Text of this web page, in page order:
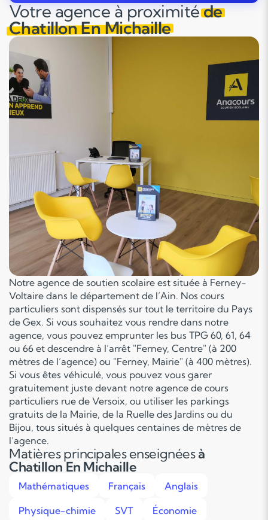
Votre agence à proximitéde
Chatillon En Michaille
Notre agence de soutien scolaire est située à Ferney-
Voltaire dans le département de l’Ain. Nos cours
particuliers sont dispensés sur tout le territoire du Pays
de Gex. Si vous souhaitez vous rendre dans notre
agence, vous pouvez emprunter les bus TPG 60, 61, 64
ou 66 et descendre à l’arrêt "Ferney, Centre" (à 200
mètres de l’agence) ou "Ferney, Mairie" (à 400 mètres).
Si vous êtes véhiculé, vous pouvez vous garer
gratuitement juste devant notre agence de cours
particuliers rue de Versoix, ou utiliser les parkings
gratuits de la Mairie, de la Ruelle des Jardins ou du
Bijou, tous situés à quelques centaines de mètres de
l’agence.
Matières principales enseignéesà
Chatillon En Michaille
Mathématiques Français Anglais
Physique-chimie SVT Économie